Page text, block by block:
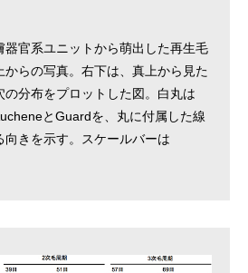
器官系ユニットから萌出した再生毛
らの写真。右下は、真上から見た
分布をプロットした図。白丸は
とGuardを、丸に付属した線
向きを示す。スケールバーは